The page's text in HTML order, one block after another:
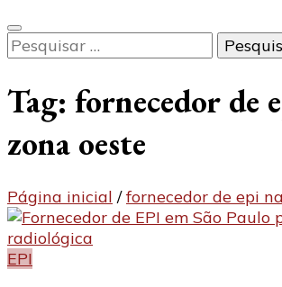
Pesquisar
por:
Tag: fornecedor de
zona oeste
Página inicial / fornecedor de epi
EPI